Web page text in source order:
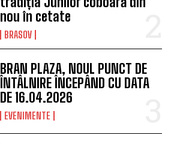
nou în cetate
BRASOV
BRAN PLAZA, NOUL PUNCT DE
ÎNTÂLNIRE ÎNCEPÂND CU DATA
DE 16.04.2026
EVENIMENTE